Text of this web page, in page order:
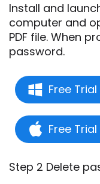
Install and
computer and
PDF file. When
password.
Free
Free
Step 2 Delete